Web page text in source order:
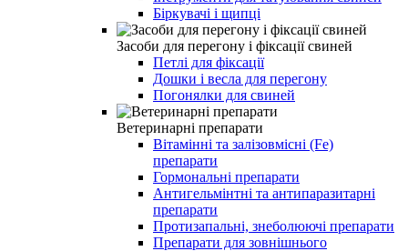
Біркувачі і щипці
Засоби для перегону і фіксації свиней
Петлі для фіксації
Дошки і весла для перегону
Погонялки для свиней
Ветеринарні препарати
Вітамінні та залізовмісні (Fe)
препарати
Гормональні препарати
Антигельмінтні та антипаразитарні
препарати
Протизапальні, знеболюючі препарати
Препарати для зовнішнього